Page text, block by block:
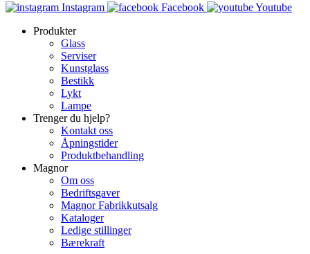
Instagram Facebook
Youtube
Produkter
Glass
Serviser
Kunstglass
Bestikk
Lykt
Lampe
Trenger du hjelp?
Kontakt oss
Åpningstider
Produktbehandling
Magnor
Om oss
Bedriftsgaver
Magnor Fabrikkutsalg
Kataloger
Ledige stillinger
Bærekraft